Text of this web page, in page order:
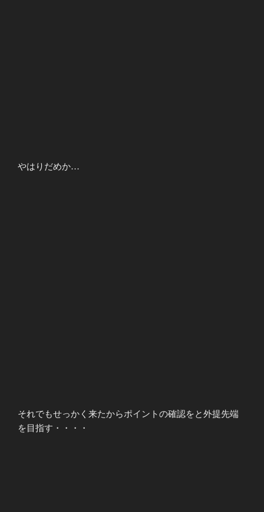
やはりだめか…
それでもせっかく来たからポイントの確認をと外提先端
を目指す・・・・